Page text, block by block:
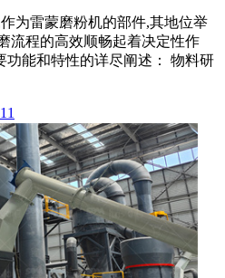
为雷蒙磨粉机的部件,其地位举
流程的高效顺畅起着决定性作
功能和特性的详尽阐述： 物料研